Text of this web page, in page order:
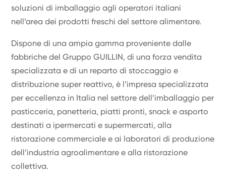
soluzioni di imballaggio agli operatori italiani
nell’area dei prodotti freschi del settore alimentare.
Dispone di una ampia gamma proveniente dalle
fabbriche del Gruppo GUILLIN, di una forza vendita
specializzata e di un reparto di stoccaggio e
distribuzione super reattivo, è l’impresa specializzata
per eccellenza in Italia nel settore dell’imballaggio per
pasticceria, panetteria, piatti pronti, snack e asporto
destinati a ipermercati e supermercati, alla
ristorazione commerciale e ai laboratori di produzione
dell’industria agroalimentare e alla ristorazione
collettiva.